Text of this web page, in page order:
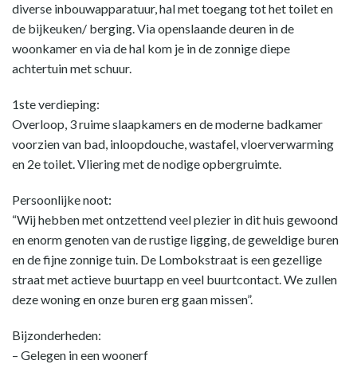
diverse inbouwapparatuur, hal met toegang tot het toilet en
de bijkeuken/ berging. Via openslaande deuren in de
woonkamer en via de hal kom je in de zonnige diepe
achtertuin met schuur.
1ste verdieping:
Overloop, 3 ruime slaapkamers en de moderne badkamer
voorzien van bad, inloopdouche, wastafel, vloerverwarming
en 2e toilet. Vliering met de nodige opbergruimte.
Persoonlijke noot:
“Wij hebben met ontzettend veel plezier in dit huis gewoond
en enorm genoten van de rustige ligging, de geweldige buren
en de fijne zonnige tuin. De Lombokstraat is een gezellige
straat met actieve buurtapp en veel buurtcontact. We zullen
deze woning en onze buren erg gaan missen”.
Bijzonderheden:
– Gelegen in een woonerf